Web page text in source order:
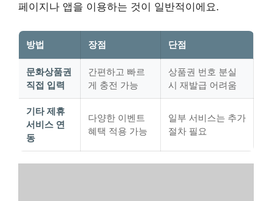
페이지나 앱을 이용하는 것이 일반적이에요.
방법 장점 단점
문화상품권
직접 입력
간편하고 빠르
게 충전 가능
상품권 번호 분실
시 재발급 어려움
기타 제휴
서비스 연
동
다양한 이벤트
혜택 적용 가능
일부 서비스는 추가
절차 필요